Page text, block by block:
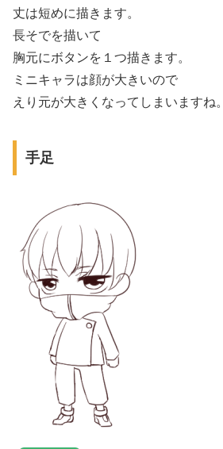
丈は短めに描きます。
長そでを描いて
胸元にボタンを１つ描きます。
ミニキャラは顔が大きいので
えり元が大きくなってしまいますね。
手足